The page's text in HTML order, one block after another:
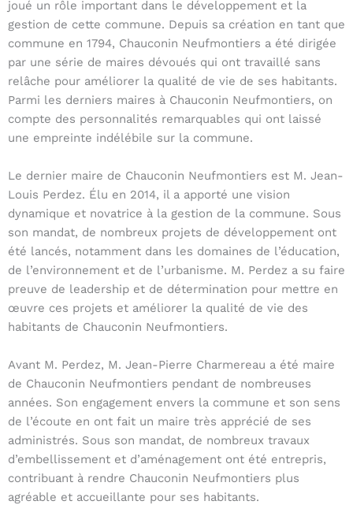
joué un rôle important dans le développement et la
gestion de cette commune. Depuis sa création en tant que
commune en 1794, Chauconin Neufmontiers a été dirigée
par une série de maires dévoués qui ont travaillé sans
relâche pour améliorer la qualité de vie de ses habitants.
Parmi les derniers maires à Chauconin Neufmontiers, on
compte des personnalités remarquables qui ont laissé
une empreinte indélébile sur la commune.
Le dernier maire de Chauconin Neufmontiers est M. Jean-
Louis Perdez. Élu en 2014, il a apporté une vision
dynamique et novatrice à la gestion de la commune. Sous
son mandat, de nombreux projets de développement ont
été lancés, notamment dans les domaines de l’éducation,
de l’environnement et de l’urbanisme. M. Perdez a su faire
preuve de leadership et de détermination pour mettre en
œuvre ces projets et améliorer la qualité de vie des
habitants de Chauconin Neufmontiers.
Avant M. Perdez, M. Jean-Pierre Charmereau a été maire
de Chauconin Neufmontiers pendant de nombreuses
années. Son engagement envers la commune et son sens
de l’écoute en ont fait un maire très apprécié de ses
administrés. Sous son mandat, de nombreux travaux
d’embellissement et d’aménagement ont été entrepris,
contribuant à rendre Chauconin Neufmontiers plus
agréable et accueillante pour ses habitants.